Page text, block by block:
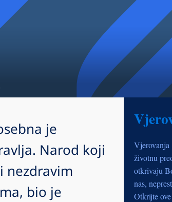
je
Narod koji
nezdravim
bio je
Vjerovanja
životnu
otkrivaju
nas,
Otkrijte